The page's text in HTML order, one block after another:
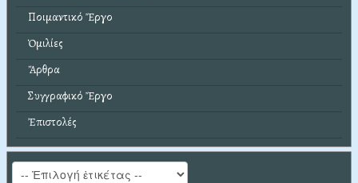
Ποιμαντικό Ἔργο
Ὁμιλίες
Ἄρθρα
Συγγραφικό Ἔργο
Ἐπιστολές